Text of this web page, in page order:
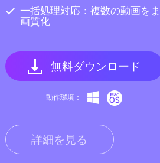
一括処理対応：複数の動画を
画質化
無料ダウンロード
動作環境：
詳細を見る